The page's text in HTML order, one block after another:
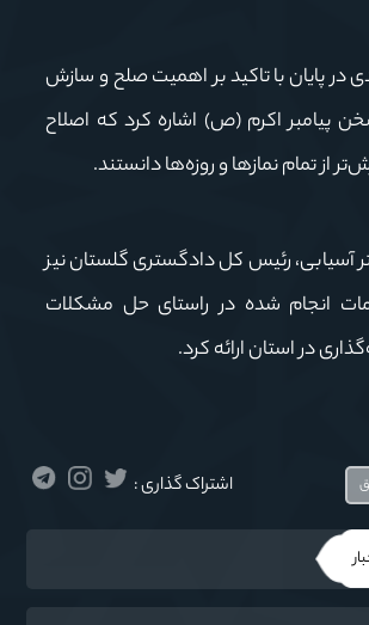
در پایان با تاکید بر اهمیت صلح و سازش
پیامبر اکرم (ص) اشاره کرد که اصلاح
از تمام نمازها و روزه‌ها دانستند.
آسیابی، رئیس کل دادگستری گلستان نیز
انجام شده در راستای حل مشکلات
در استان ارائه کرد.
اشتراک گذاری :